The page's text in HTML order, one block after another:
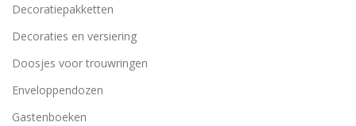
Decoratiepakketten
Decoraties en versiering
Doosjes voor trouwringen
Enveloppendozen
Gastenboeken